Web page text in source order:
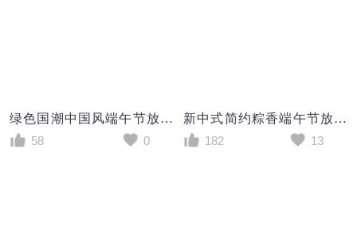
绿色国潮中国风端午节放假通知粽子端午安康手机海报
58
0
新中式简约粽香端午节放假通知宣传海报设计
182
13